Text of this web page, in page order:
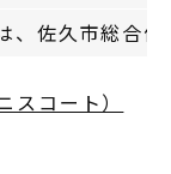
、佐久市総合
コート）